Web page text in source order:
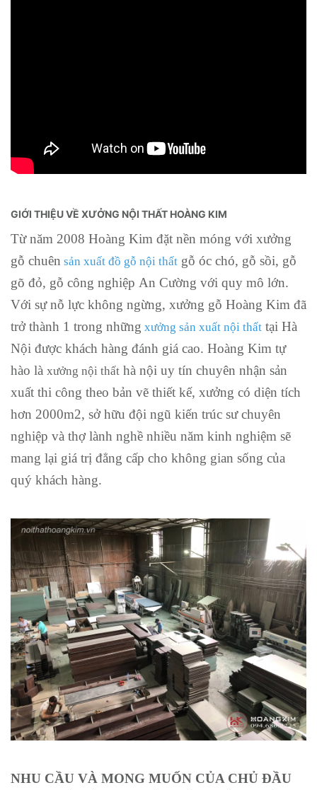
GIỚI THIỆU VỀ XƯỞNG NỘI THẤT HOÀNG KIM
Từ năm 2008 Hoàng Kim đặt nền móng với xưởng
gỗ chuên sản xuất đồ gỗ nội thất gỗ óc chó, gỗ sồi, gỗ
gõ đỏ, gỗ công nghiệp An Cường với quy mô lớn.
Với sự nỗ lực không ngừng, xưởng gỗ Hoàng Kim đã
trở thành 1 trong những xưởng sản xuất nội thất tại Hà
Nội được khách hàng đánh giá cao. Hoàng Kim tự
hào là xưởng nội thất hà nội uy tín chuyên nhận sản
xuất thi công theo bản vẽ thiết kế, xưởng có diện tích
hơn 2000m2, sở hữu đội ngũ kiến trúc sư chuyên
nghiệp và thợ lành nghề nhiều năm kinh nghiệm sẽ
mang lại giá trị đẳng cấp cho không gian sống của
quý khách hàng.
NHU CẦU VÀ MONG MUỐN CỦA CHỦ ĐẦU